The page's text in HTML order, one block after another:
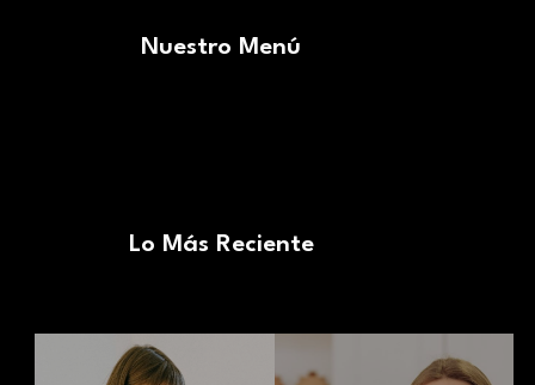
Nuestro Menú
Lo Más Reciente